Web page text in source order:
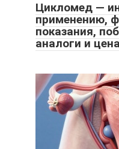
Цикломед —
применению,
показания,
аналоги и